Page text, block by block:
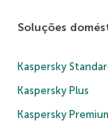
Soluções
Kaspersky
Kaspersky Plus
Kaspersky